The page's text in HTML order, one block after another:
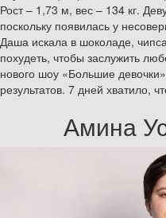
Рост – 1,73 м, вес – 134 кг.
поскольку появилась у
Даша искала в шоколаде,
похудеть, чтобы заслужить
нового шоу «Большие
результатов. 7 дней хватило,
Амина